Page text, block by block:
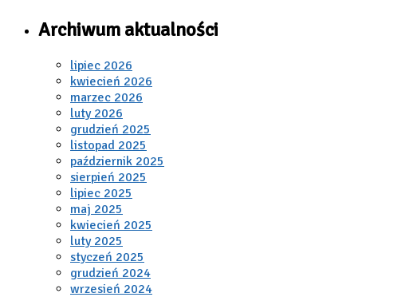
Archiwum aktualności
lipiec 2026
kwiecień 2026
marzec 2026
luty 2026
grudzień 2025
listopad 2025
październik 2025
sierpień 2025
lipiec 2025
maj 2025
kwiecień 2025
luty 2025
styczeń 2025
grudzień 2024
wrzesień 2024